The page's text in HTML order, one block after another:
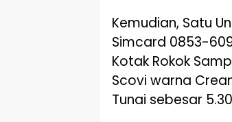
Kemudian, Satu
Simcard 0853-
Kotak Rokok
Scovi warna
Tunai sebesar